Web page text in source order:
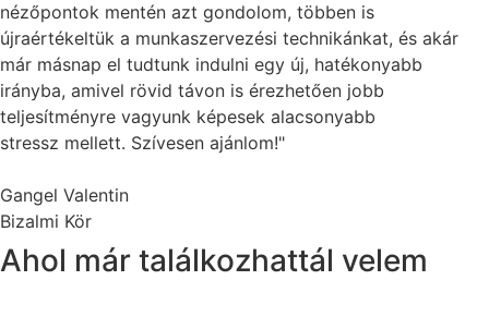
nézőpontok mentén azt gondolom, többen is
újraértékeltük a munkaszervezési technikánkat, és akár
már másnap el tudtunk indulni egy új, hatékonyabb
irányba, amivel rövid távon is érezhetően jobb
teljesítményre vagyunk képesek alacsonyabb
stressz mellett. Szívesen ajánlom!"
Gangel Valentin
Bizalmi Kör
Ahol már találkozhattál velem